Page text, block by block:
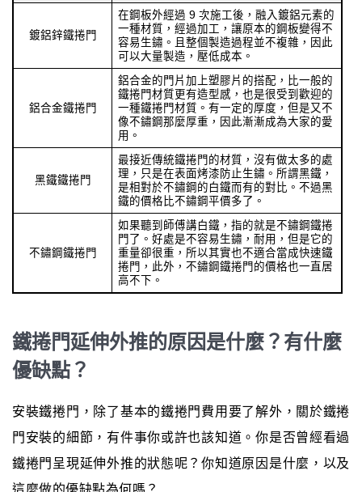
鍍鋁鋅鐵捲門
在鋼板外經過 9 次施工後，融入鍍鋁元素的
一種材質，經過加工，讓原本的鋼板變得不
容易生鏽。且整個製造過程並不複雜，因此
可以大量製造，壓低成本。
鋁合金鐵捲門
鋁合金的門片加上塑膠片的搭配，比一般的
鐵捲門材質更有造型感，也是很受到歡迎的
一種鐵捲門材質。有一定的厚度，但是又不
像不鏽鋼那麼厚重，因此漸漸成為大家的愛
用。
黑鐵鐵捲門
最接近傳統鐵捲門的材質，沒有做太多的處
理，只是在表面烤漆防止生鏽。所謂黑鐵，
是相對於不鏽鋼的白鐵而有的對比。不過黑
鐵的價格比不鏽鋼平價多了。
不鏽鋼鐵捲門
如果聽到師傅講白鐵，指的就是不鏽鋼鐵捲
門了。好處是不容易生鏽，耐用，但是它的
重量卻很重，所以其實也不適合當成快速鐵
捲門，此外，不鏽鋼鐵捲門的價格也一直居
高不下。
鐵捲門延伸外推的原因是什麼？有什麼
優缺點？
安裝鐵捲門，除了基本的鐵捲門費用要了解外，關於鐵捲
門安裝的細節，有件事你或許也該知道。你是否曾經看過
鐵捲門呈現延伸外推的狀態呢？你知道原因是什麼，以及
這麼做的優缺點為何嗎？